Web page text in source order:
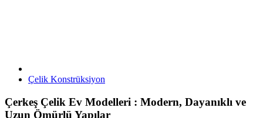
Çelik Konstrüksiyon
Çerkeş Çelik Ev Modelleri : Modern, Dayanıklı ve
Uzun Ömürlü Yapılar